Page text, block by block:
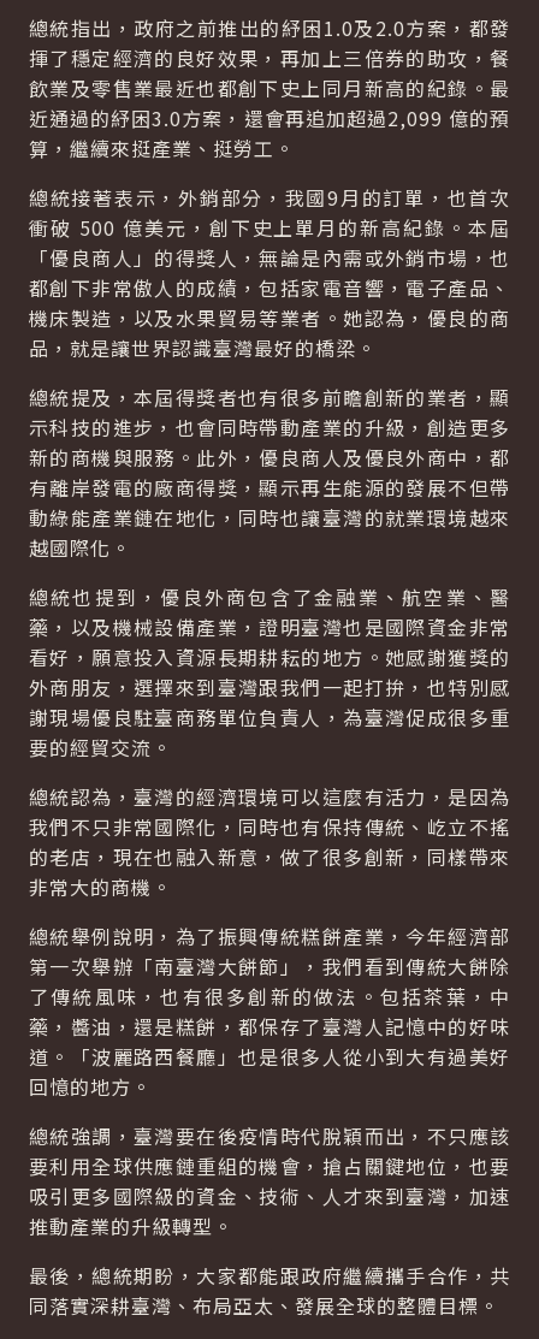
總統指出，政府之前推出的紓困1.0及2.0方案，都發
揮了穩定經濟的良好效果，再加上三倍券的助攻，餐
飲業及零售業最近也都創下史上同月新高的紀錄。最
近通過的紓困3.0方案，還會再追加超過2,099 億的預
算，繼續來挺產業、挺勞工。
總統接著表示，外銷部分，我國9月的訂單，也首次
衝破 500 億美元，創下史上單月的新高紀錄。本屆
「優良商人」的得獎人，無論是內需或外銷市場，也
都創下非常傲人的成績，包括家電音響，電子產品、
機床製造，以及水果貿易等業者。她認為，優良的商
品，就是讓世界認識臺灣最好的橋梁。
總統提及，本屆得獎者也有很多前瞻創新的業者，顯
示科技的進步，也會同時帶動產業的升級，創造更多
新的商機與服務。此外，優良商人及優良外商中，都
有離岸發電的廠商得獎，顯示再生能源的發展不但帶
動綠能產業鏈在地化，同時也讓臺灣的就業環境越來
越國際化。
總統也提到，優良外商包含了金融業、航空業、醫
藥，以及機械設備產業，證明臺灣也是國際資金非常
看好，願意投入資源長期耕耘的地方。她感謝獲獎的
外商朋友，選擇來到臺灣跟我們一起打拚，也特別感
謝現場優良駐臺商務單位負責人，為臺灣促成很多重
要的經貿交流。
總統認為，臺灣的經濟環境可以這麼有活力，是因為
我們不只非常國際化，同時也有保持傳統、屹立不搖
的老店，現在也融入新意，做了很多創新，同樣帶來
非常大的商機。
總統舉例說明，為了振興傳統糕餅產業，今年經濟部
第一次舉辦「南臺灣大餅節」，我們看到傳統大餅除
了傳統風味，也有很多創新的做法。包括茶葉，中
藥，醬油，還是糕餅，都保存了臺灣人記憶中的好味
道。「波麗路西餐廳」也是很多人從小到大有過美好
回憶的地方。
總統強調，臺灣要在後疫情時代脫穎而出，不只應該
要利用全球供應鏈重組的機會，搶占關鍵地位，也要
吸引更多國際級的資金、技術、人才來到臺灣，加速
推動產業的升級轉型。
最後，總統期盼，大家都能跟政府繼續攜手合作，共
同落實深耕臺灣、布局亞太、發展全球的整體目標。